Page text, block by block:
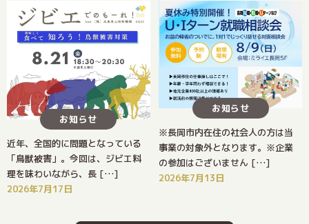
お知らせ
近年、全国的に問題となっている
「鳥獣被害」。今回は、ジビエ料
理を味わいながら、長 […]
2026年7月17日
お知らせ
※長岡市内在住の社会人の方は当
事業の対象外となります。※企業
の参加はございません […]
2026年7月13日